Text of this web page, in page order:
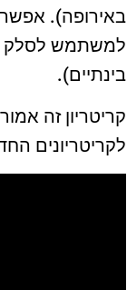
באירופה).
למשתמש לסלק
בינתיים).
לקריטריונים